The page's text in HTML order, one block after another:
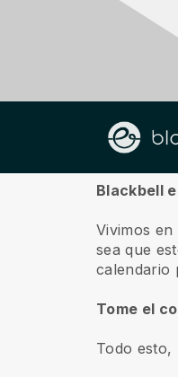
Sobre
Blackbell
Vivimos
sea que
calendario
Tome el
Todo